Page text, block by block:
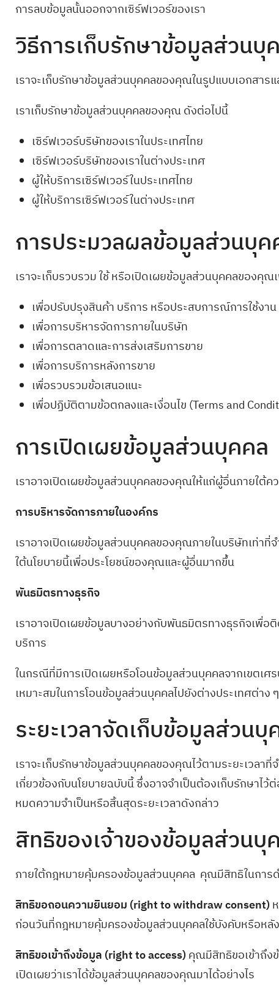
การลบข้อมูลนั้นออกจากเซิร์ฟเวอร์ของเรา
วิธีการเก็บรักษาข้อมูลส่วนบุ
เราจะเก็บรักษาข้อมูลส่วนบุคคลของคุณในรูปแบบเอกสาร
เราเก็บรักษาข้อมูลส่วนบุคคลของคุณ ดังต่อไปนี้
เซิร์ฟเวอร์บริษัทของเราในประเทศไทย
เซิร์ฟเวอร์บริษัทของเราในต่างประเทศ
ผู้ให้บริการเซิร์ฟเวอร์ในประเทศไทย
ผู้ให้บริการเซิร์ฟเวอร์ในต่างประเทศ
การประมวลผลข้อมูลส่วนบุ
เราจะเก็บรวบรวม ใช้ หรือเปิดเผยข้อมูลส่วนบุคคลของคุ
เพื่อปรับปรุงสินค้า บริการ หรือประสบการณ์การใช้งาน
เพื่อการบริหารจัดการภายในบริษัท
เพื่อการตลาดและการส่งเสริมการขาย
เพื่อการบริการหลังการขาย
เพื่อรวบรวมข้อเสนอแนะ
เพื่อปฏิบัติตามข้อตกลงและเงื่อนไข (Terms and
การเปิดเผยข้อมูลส่วนบุคคล
เราอาจเปิดเผยข้อมูลส่วนบุคคลของคุณให้แก่ผู้อื่นภายใ
การบริหารจัดการภายในองค์กร
เราอาจเปิดเผยข้อมูลส่วนบุคคลของคุณภายในบริษัทเท่า
ใต้นโยบายนี้เพื่อประโยชน์ของคุณและผู้อื่นมากขึ้น
พันธมิตรทางธุรกิจ
เราอาจเปิดเผยข้อมูลบางอย่างกับพันธมิตรทางธุรกิจเพื่อ
บริการ
ในกรณีที่มีการเปิดเผยหรือโอนข้อมูลส่วนบุคคลจากเขตเศ
เหมาะสมในการโอนข้อมูลส่วนบุคคลไปยังต่างประเทศต่
ระยะเวลาจัดเก็บข้อมูลส่วนบุ
เราจะเก็บรักษาข้อมูลส่วนบุคคลของคุณไว้ตามระยะเวลา
เกี่ยวข้องกับนโยบายฉบับนี้ ซึ่งอาจจำเป็นต้องเก็บรักษาไ
หมดความจำเป็นหรือสิ้นสุดระยะเวลาดังกล่าว
สิทธิของเจ้าของข้อมูลส่วนบุ
ภายใต้กฎหมายคุ้มครองข้อมูลส่วนบุคคล คุณมีสิทธิในการ
สิทธิขอถอนความยินยอม (right to withdraw consent)
ก่อนวันที่กฎหมายคุ้มครองข้อมูลส่วนบุคคลใช้บังคับหรือห
สิทธิขอเข้าถึงข้อมูล (right to access)คุณมีสิทธิขอเข้าถึง
เปิดเผยว่าเราได้ข้อมูลส่วนบุคคลของคุณมาได้อย่างไร